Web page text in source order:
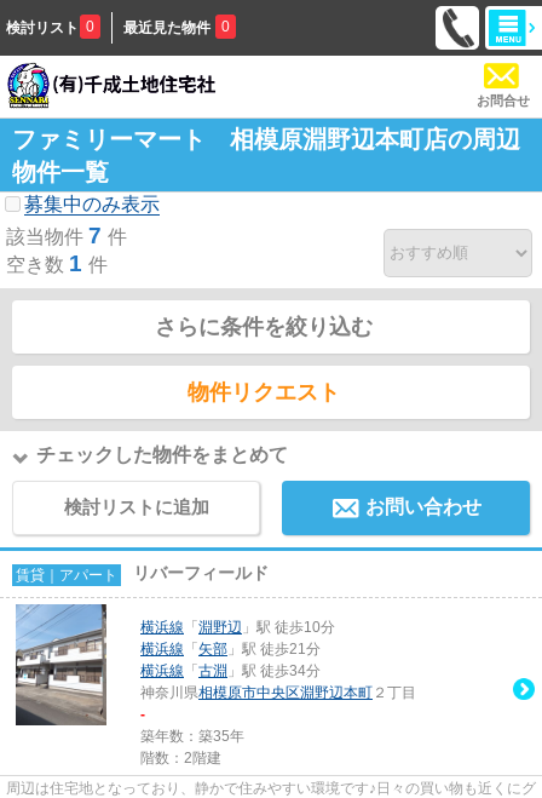
検討リスト 0 最近見た物件 0
お問合せ
ファミリーマート 相模原淵野辺本町店の周辺
物件一覧
募集中のみ表示
該当物件 7 件
空き数 1 件
さらに条件を絞り込む
物件リクエスト
チェックした物件をまとめて
検討リストに追加 お問い合わせ
賃貸｜アパート リバーフィールド
横浜線 「 淵野辺 」駅 徒歩10分
横浜線 「 矢部 」駅 徒歩21分
横浜線 「 古淵 」駅 徒歩34分
神奈川県相模原市中央区淵野辺本町 ２丁目
-
築年数：築35年
階数：2階建
周辺は住宅地となっており、静かで住みやすい環境です♪日々の買い物も近くにグ